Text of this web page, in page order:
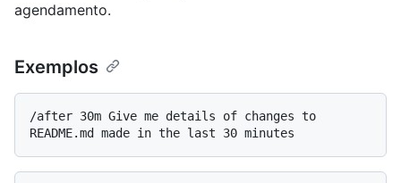
agendamento.
Exemplos
/after 30m Give me details of changes to